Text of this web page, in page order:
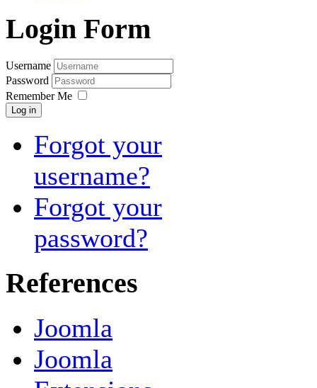
Login Form
Username
Password
Remember Me
Log in
Forgot your
username?
Forgot your
password?
References
Joomla
Joomla